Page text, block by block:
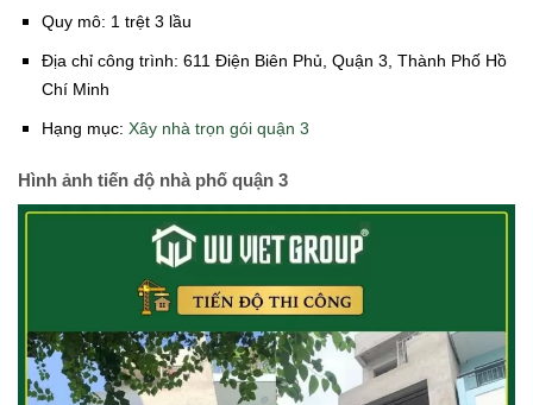
Quy mô: 1 trệt 3 lầu
Địa chỉ công trình: 611 Điện Biên Phủ, Quận 3, Thành Phố Hồ
Chí Minh
Hạng mục: Xây nhà trọn gói quận 3
Hình ảnh tiến độ nhà phố quận 3